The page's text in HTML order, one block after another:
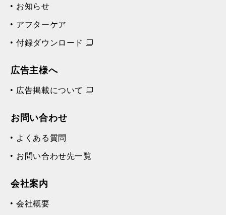
お知らせ
アフターケア
付録ダウンロード
広告主様へ
広告掲載について
お問い合わせ
よくある質問
お問い合わせ先一覧
会社案内
会社概要